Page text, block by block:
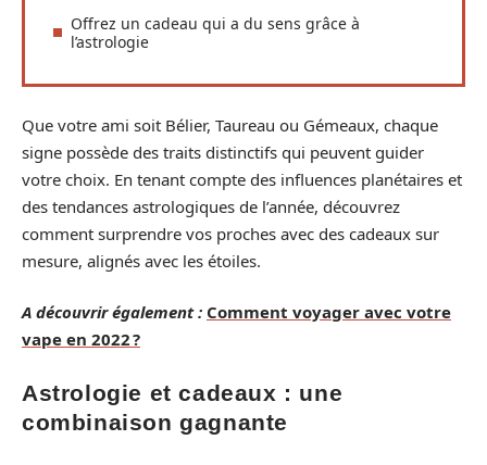
Offrez un cadeau qui a du sens grâce à
l’astrologie
Que votre ami soit Bélier, Taureau ou Gémeaux, chaque
signe possède des traits distinctifs qui peuvent guider
votre choix. En tenant compte des influences planétaires et
des tendances astrologiques de l’année, découvrez
comment surprendre vos proches avec des cadeaux sur
mesure, alignés avec les étoiles.
A découvrir également : Comment voyager avec votre
vape en 2022 ?
Astrologie et cadeaux : une
combinaison gagnante